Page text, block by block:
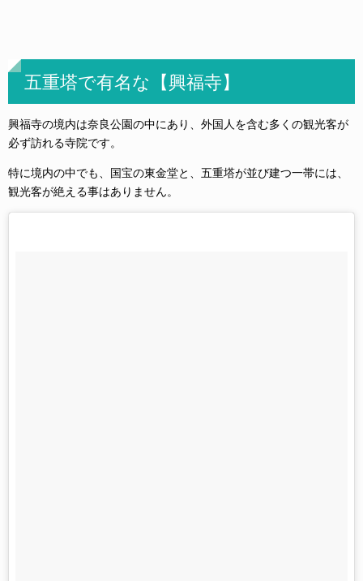
五重塔で有名な【興福寺】
興福寺の境内は奈良公園の中にあり、外国人を含む多くの観光客が
必ず訪れる寺院です。
特に境内の中でも、国宝の東金堂と、五重塔が並び建つ一帯には、
観光客が絶える事はありません。